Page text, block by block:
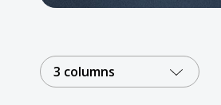
3 columns